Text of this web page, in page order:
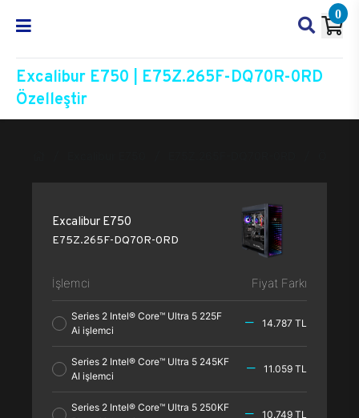
0
Excalibur E750 | E75Z.265F-DQ70R-0RD
Özelleştir
Excalibur E750
E75Z.265F-DQ70R-0RD
İşlemci Fiyat Farkı
Series 2 Intel® Core™ Ultra 5 225F
Ai işlemci
14.787 TL
Series 2 Intel® Core™ Ultra 5 245KF
AI işlemci
11.059 TL
Series 2 Intel® Core™ Ultra 5 250KF
10.749 TL